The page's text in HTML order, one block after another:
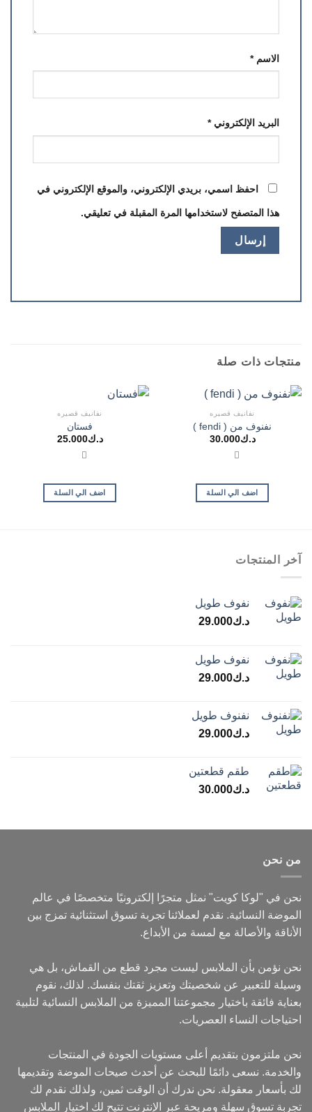
الاسم*
البريد الإلكتروني*
احفظ اسمي، بريدي الإلكتروني، والموقع الإلكتروني في
هذا المتصفح لاستخدامها المرة المقبلة في تعليقي.
منتجات ذات صلة
نفانيف قصيره
نفنوف من ( fendi )
د.ك30.000
اضف الي السلة
نفانيف قصيره
فستان
د.ك25.000
اضف الي السلة
آخر المنتجات
نفوف طويل
د.ك29.000
نفوف طويل
د.ك29.000
نفنوف طويل
د.ك29.000
طقم قطعتين
د.ك30.000
من نحن
نحن في "لوكا كويت" نمثل متجرًا إلكترونيًا متخصصًا في عالم
الموضة النسائية. نقدم لعملائنا تجربة تسوق استثنائية تمزج بين
الأناقة والأصالة مع لمسة من الأبداع.
نحن نؤمن بأن الملابس ليست مجرد قطع من القماش، بل هي
وسيلة للتعبير عن شخصيتك وتعزيز ثقتك بنفسك. لذلك، نقوم
بعناية فائقة باختيار مجموعتنا المميزة من الملابس النسائية لتلبية
احتياجات النساء العصريات.
نحن ملتزمون بتقديم أعلى مستويات الجودة في المنتجات
والخدمة. نسعى دائمًا للبحث عن أحدث صيحات الموضة وتقديمها
لك بأسعار معقولة. نحن ندرك أن الوقت ثمين، ولذلك نقدم لك
تجربة تسوق سهلة ومريحة عبر الإنترنت تتيح لك اختيار الملابس